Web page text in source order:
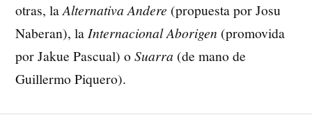
otras, laAlternativa Andere (propuesta por Josu
Naberan), la Internacional Aborigen (promovida
por Jakue Pascual) oSuarra (de mano de
Guillermo Piquero).